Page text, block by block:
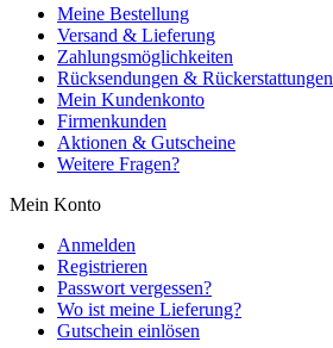
Meine Bestellung
Versand & Lieferung
Zahlungsmöglichkeiten
Rücksendungen & Rückerstattungen
Mein Kundenkonto
Firmenkunden
Aktionen & Gutscheine
Weitere Fragen?
Mein Konto
Anmelden
Registrieren
Passwort vergessen?
Wo ist meine Lieferung?
Gutschein einlösen